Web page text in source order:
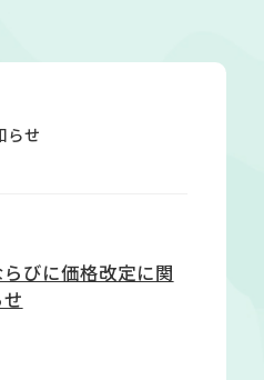
らせ
びに価格改定に関